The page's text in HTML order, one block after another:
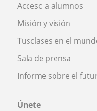
Acceso a alumnos
Misión y visión
Tusclases en el
Sala de prensa
Informe sobre el
Únete